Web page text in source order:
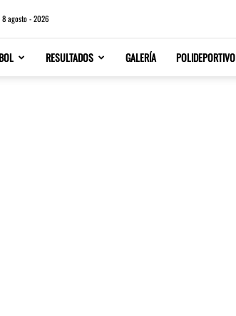
8 agosto - 2026
RESULTADOS GALERÍA POLIDEPORTIVO